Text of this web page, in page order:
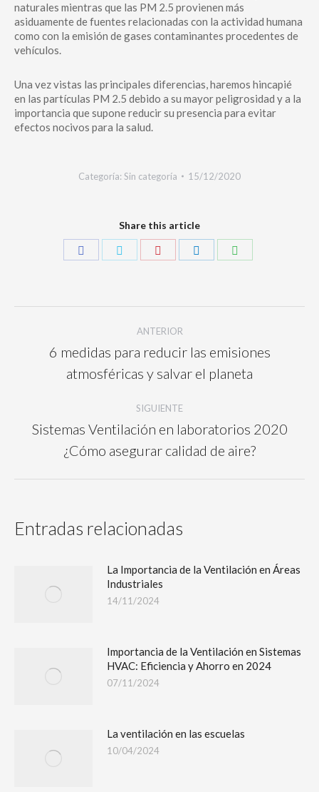
naturales mientras que las PM 2.5 provienen más
asiduamente de fuentes relacionadas con la actividad humana
como con la emisión de gases contaminantes procedentes de
vehículos.
Una vez vistas las principales diferencias, haremos hincapié
en las partículas PM 2.5 debido a su mayor peligrosidad y a la
importancia que supone reducir su presencia para evitar
efectos nocivos para la salud.
Categoría: Sin categoría 15/12/2020
Share this article
ANTERIOR
6 medidas para reducir las emisiones
atmosféricas y salvar el planeta
SIGUIENTE
Sistemas Ventilación en laboratorios 2020
¿Cómo asegurar calidad de aire?
Entradas relacionadas
La Importancia de la Ventilación en Áreas
Industriales
14/11/2024
Importancia de la Ventilación en Sistemas
HVAC: Eficiencia y Ahorro en 2024
07/11/2024
La ventilación en las escuelas
10/04/2024